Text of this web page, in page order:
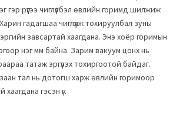
гэр рүүгээ чиглүүлбэл өвлийн горимд шилжиж
Харин гадагшаа чиглүүлж тохируулбал зуны
завсартай хаагдана. Энэ хоёр горимын
нэг мм байна. Зарим вакуум цонх нь
гараараа татаж эргүүлэх тохиргоотой байдаг.
тал нь дотогш харж өвлийн горимоор
хаагдана гэсэн үг.